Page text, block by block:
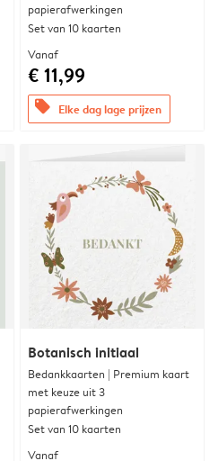
papierafwerkingen
Set van 10 kaarten
Vanaf
€ 11,99
offers Elke dag lage prijzen
Botanisch initiaal
Bedankkaarten | Premium kaart
met keuze uit 3
papierafwerkingen
Set van 10 kaarten
Vanaf